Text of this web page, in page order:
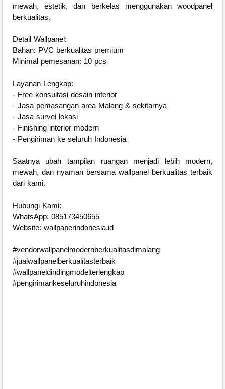
mewah, estetik, dan berkelas menggunakan woodpanel
berkualitas.
Detail Wallpanel:
Bahan: PVC berkualitas premium
Minimal pemesanan: 10 pcs
Layanan Lengkap:
- Free konsultasi desain interior
- Jasa pemasangan area Malang & sekitarnya
- Jasa survei lokasi
- Finishing interior modern
- Pengiriman ke seluruh Indonesia
Saatnya ubah tampilan ruangan menjadi lebih modern,
mewah, dan nyaman bersama wallpanel berkualitas terbaik
dari kami.
Hubungi Kami:
WhatsApp: 085173450655
Website: wallpaperindonesia.id
#vendorwallpanelmodernberkualitasdimalang
#jualwallpanelberkualitasterbaik
#wallpaneldindingmodelterlengkap
#pengirimankeseluruhindonesia